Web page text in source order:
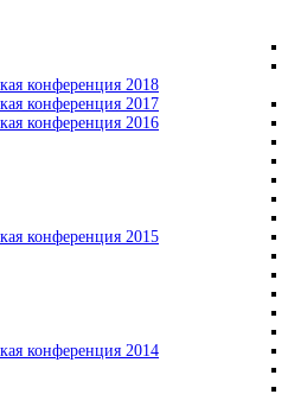
конференция 2018
конференция 2017
конференция 2016
конференция 2015
конференция 2014